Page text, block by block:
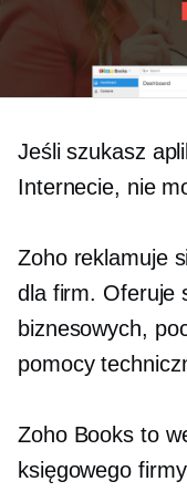
Jeśli szukasz
Internecie, nie
Zoho reklamuje
dla firm. Oferuje
biznesowych,
pomocy
Zoho Books to
księgowego